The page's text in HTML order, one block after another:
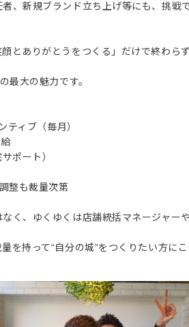
、新規ブランド立ち上げ等にも、挑戦
とありがとうをつくる」だけで終わら
最大の魅力です。
ティブ（毎月）
ポート）
整も裁量次第
く、ゆくゆくは店舗統括マネージャー
を持って“自分の城”をつくりたい方に